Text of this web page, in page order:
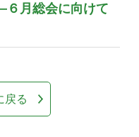
６月総会に向けて
戻る